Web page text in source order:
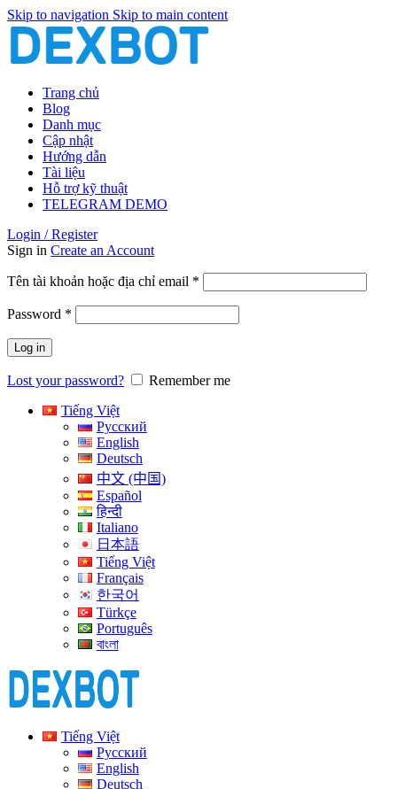
Skip to navigation Skip to main content
Trang chủ
Blog
Danh mục
Cập nhật
Hướng dẫn
Tài liệu
Hỗ trợ kỹ thuật
TELEGRAM DEMO
Login / Register
Sign in Create an Account
Tên tài khoản hoặc địa chỉ email *
buộc
Password *
buộc
Log in
Lost your password?
Remember me
Tiếng Việt
Русский
English
Deutsch
中文 (中国)
Español
हिन्दी
Italiano
日本語
Tiếng Việt
Français
한국어
Türkçe
Português
বাংলা
Tiếng Việt
Русский
English
Deutsch